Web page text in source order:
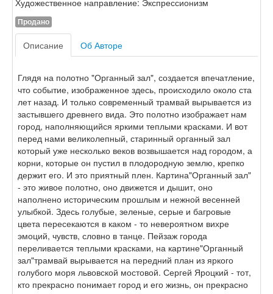
Художественное направление: Экспрессионизм
Продано
Описание Об Авторе
Глядя на полотно "Органный зал", создается впечатление,
что событие, изображенное здесь, происходило около ста
лет назад. И только современный трамвай вырывается из
застывшего древнего вида. Это полотно изображает нам
город, наполняющийся яркими теплыми красками. И вот
перед нами великолепный, старинный органный зал
который уже несколько веков возвышается над городом, а
корни, которые он пустил в плодородную землю, крепко
держит его. И это приятный плен. Картина"Органный зал"
- это живое полотно, оно движется и дышит, оно
наполнено историческим прошлым и нежной весенней
улыбкой. Здесь голубые, зеленые, серые и багровые
цвета пересекаются в каком - то невероятном вихре
эмоций, чувств, словно в танце. Пейзаж города
переливается теплыми красками, на картине"Органный
зал"трамвай вырывается на передний план из яркого
голубого моря львовской мостовой. Сергей Яроцкий - тот,
кто прекрасно понимает город и его жизнь, он прекрасно